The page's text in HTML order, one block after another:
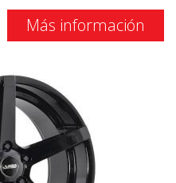
Más información